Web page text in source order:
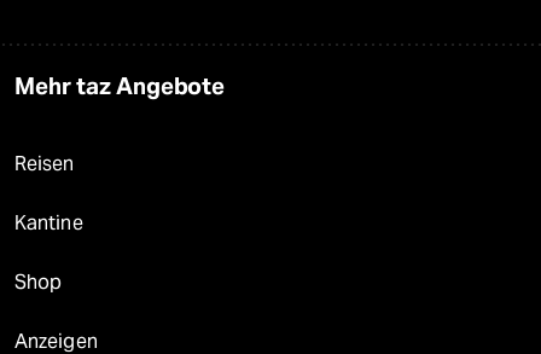
Mehr taz Angebote
Reisen
Kantine
Shop
Anzeigen